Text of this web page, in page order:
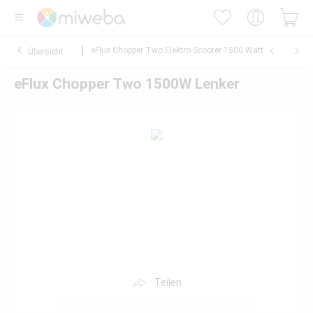
Übersicht eFlux Chopper Two Elektro Scooter 1500 Watt
eFlux Chopper Two 1500W Lenker
Teilen